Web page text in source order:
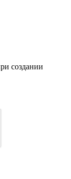
создании